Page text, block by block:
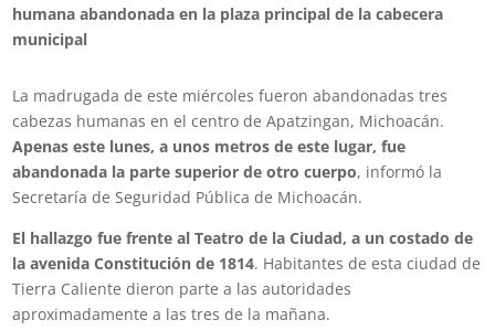
humana abandonada en la plaza principal de la cabecera
municipal
La madrugada de este miércoles fueron abandonadas tres
cabezas humanas en el centro de Apatzingan, Michoacán.
Apenas este lunes, a unos metros de este lugar, fue
abandonada la parte superior de otro cuerpo, informó la
Secretaría de Seguridad Pública de Michoacán.
El hallazgo fue frente al Teatro de la Ciudad, a un costado de
la avenida Constitución de 1814. Habitantes de esta ciudad de
Tierra Caliente dieron parte a las autoridades
aproximadamente a las tres de la mañana.